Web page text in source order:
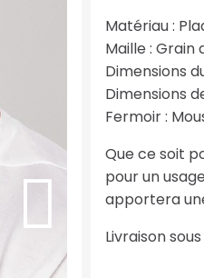
Matériau :
Maille : Grain
Dimensions
Dimensions
Fermoir :
Que ce soit
pour un
apportera
Livraison sous